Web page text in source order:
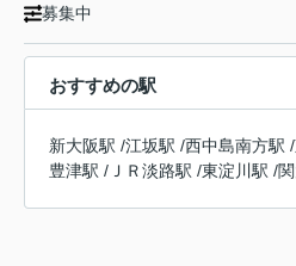
募集中
おすすめの駅
新大阪駅 /江坂駅 /西中島南方駅 /
豊津駅 / ＪＲ淡路駅 /東淀川駅 /